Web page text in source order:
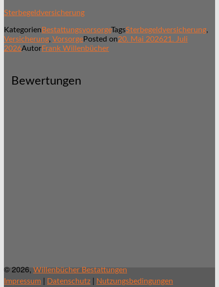
Sterbegeldversicherung
Kategorien BestattungsvorsorgeTagsSterbegeldversicherung,
Versicherung, VorsorgePosted on20. Mai 202621. Juli
2026AutorFrank Willenbücher
Bewertungen
© 2026, Willenbücher Bestattungen
Impressum | Datenschutz | Nutzungsbedingungen